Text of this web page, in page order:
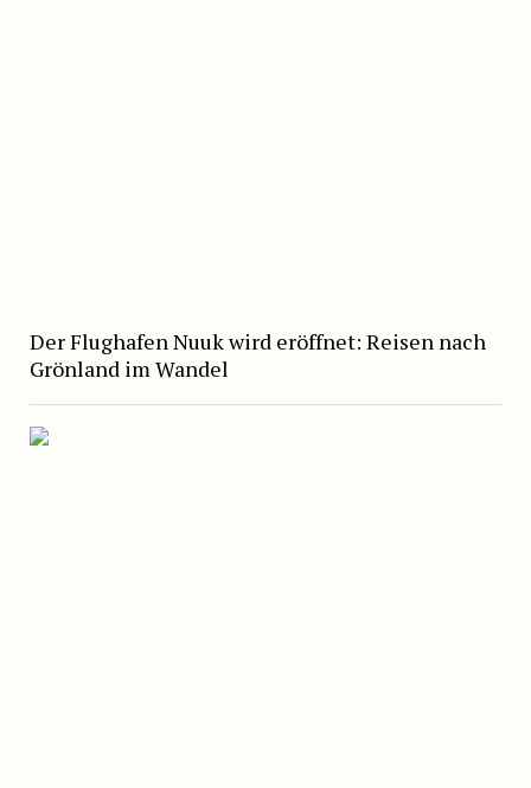
Der Flughafen Nuuk wird eröffnet: Reisen nach
Grönland im Wandel